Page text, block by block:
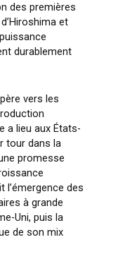
des premières
et
durablement
vers les
a lieu aux États-
tour dans la
promesse
l’émergence des
à grande
Uni, puis la
de son mix